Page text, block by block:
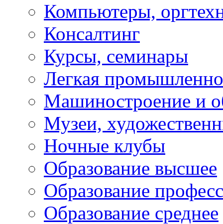
Компьютеры,
Консалтинг
Курсы, семинары
Легкая
Машиностроение и
Музеи,
Ночные клубы
Образование высшее
Образование
Образование среднее